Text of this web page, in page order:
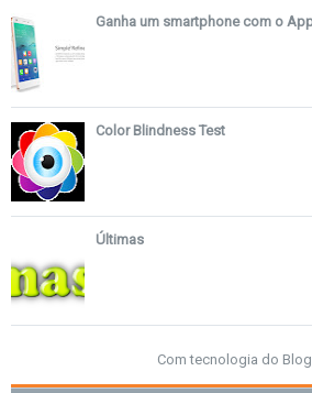
Ganha um smartphone com o
Color Blindness Test
Últimas
Com tecnologia do